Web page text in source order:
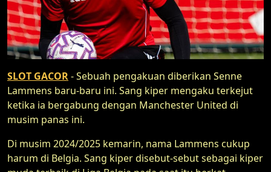
SLOT GACOR- Sebuah pengakuan diberikan Senne
Lammens baru-baru ini. Sang kiper mengaku terkejut
ketika ia bergabung dengan Manchester United di
musim panas ini.
Di musim 2024/2025 kemarin, nama Lammens cukup
harum di Belgia. Sang kiper disebut-sebut sebagai kiper